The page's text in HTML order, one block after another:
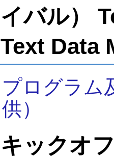
イバル）
Text Data
プログラム
供）
キックオ